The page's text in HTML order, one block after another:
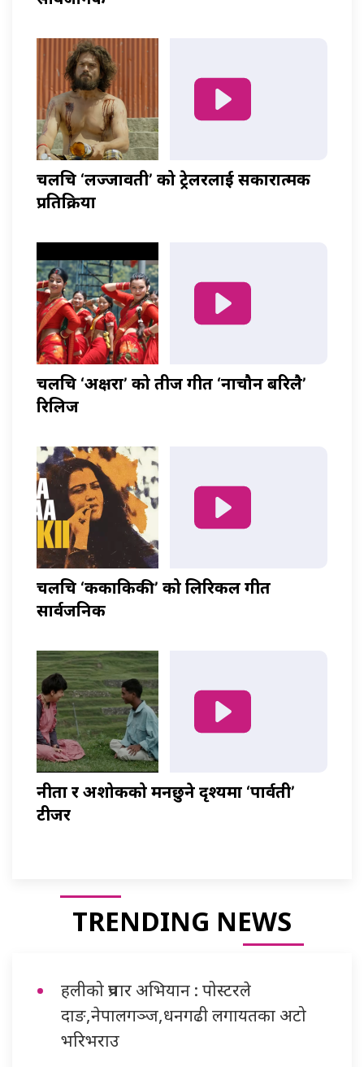
चलचित्र ‘लज्जावती’ को ट्रेलरलाई सकारात्मक
प्रतिक्रिया
चलचित्र ‘अक्षरा’ को तीज गीत ‘नाचौन बरिलै’
रिलिज
चलचित्र ‘ककाकिकी’ को लिरिकल गीत
सार्वजनिक
नीता र अशोकको मनछुने दृश्यमा ‘पार्वती’
टीजर
TRENDING NEWS
हलीको प्रचार अभियान : पोस्टरले
दाङ,नेपालगञ्ज,धनगढी लगायतका अटो
भरिभराउ